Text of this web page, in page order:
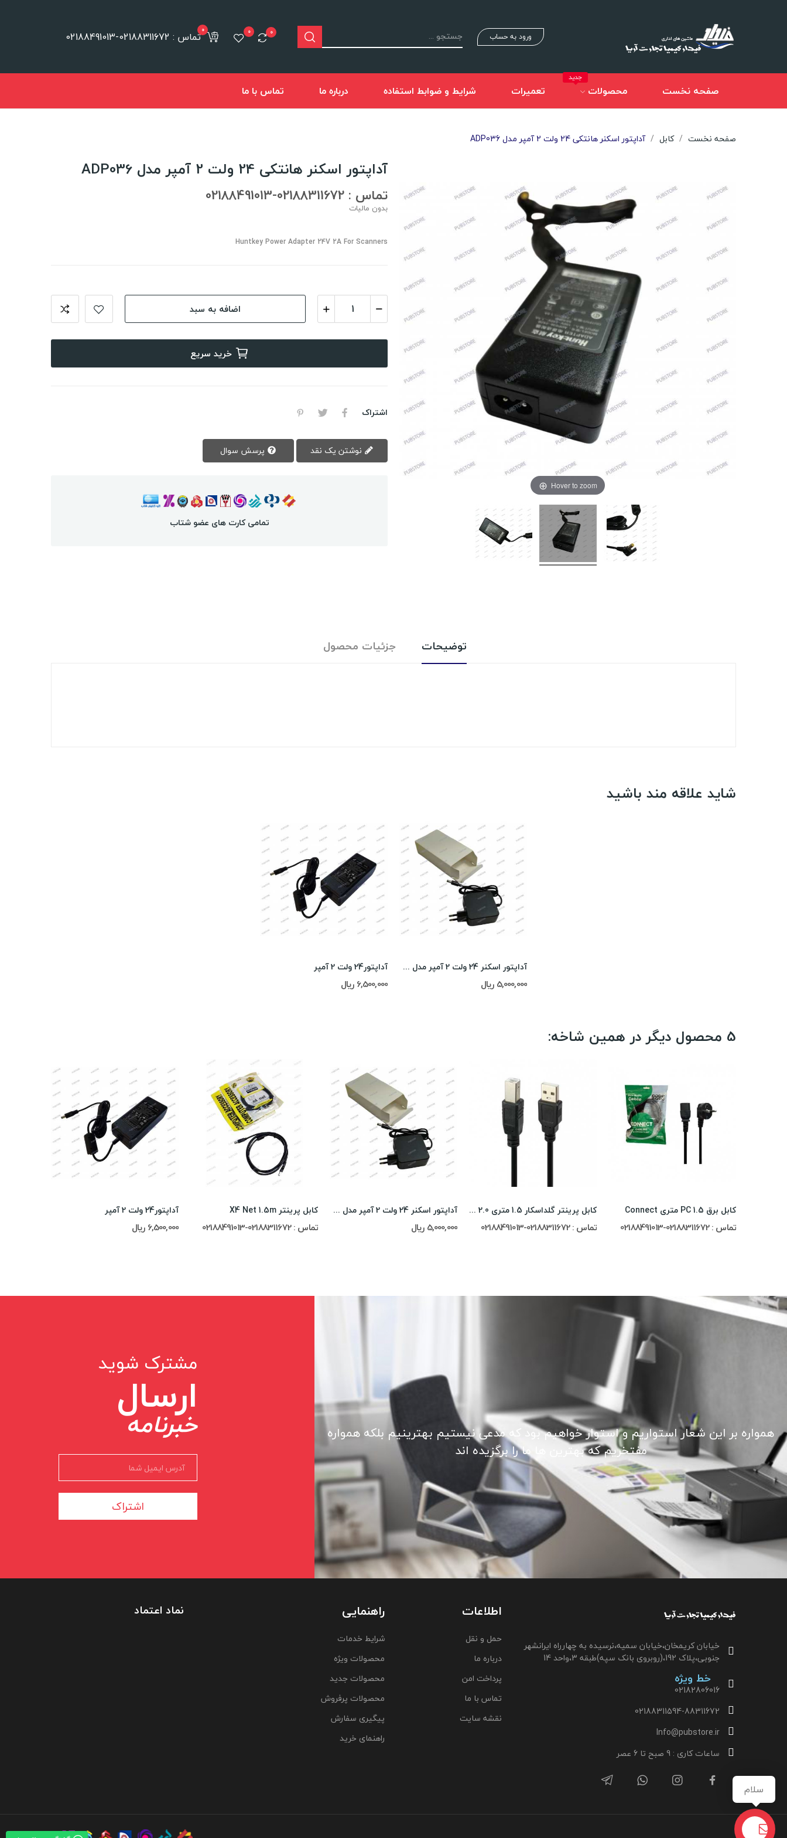
ورود به حساب 0
0 تماس : 02188311672-021884910130
صفحه نخست محصولات
جدید
تعمیرات شرایط و ضوابط استفاده درباره ما تماس با ما
صفحه نخست کابل آداپتور اسکنر هانتکی 24 ولت 2 آمپر مدل ADP036
Hover to zoom
آداپتور اسکنر هانتکی 24 ولت 2 آمپر مدل ADP036
تماس : 02188311672-02188491013
بدون مالیات
Huntkey Power Adapter 24V 2A For Scanners
اضافه به سبد
خرید سریع
اشتراک
تمامی کارت های عضو شتاب
توضیحات جزئیات محصول
شاید علاقه مند باشید
آداپتور24 ولت 2 آمپر
6,500,000 ریال
آداپتور اسکنر 24 ولت 2 آمپر مدل HD-CZ65W
5,000,000 ریال
5 محصول دیگر در همین شاخه:
آداپتور24 ولت 2 آمپر
6,500,000 ریال
کابل پرینتر X4 Net 1.5m
تماس : 02188311672-02188491013
آداپتور اسکنر 24 ولت 2 آمپر مدل HD-CZ65W
5,000,000 ریال
کابل پرینتر گلداسکار 1.5 متری GOLD oscar USB 2.0
تماس : 02188311672-02188491013
کابل برق PC 1.5 متری Connect
تماس : 02188311672-02188491013
همواره بر این شعار استواریم و استوار خواهیم بود که مدعی نیستیم بهترینیم بلکه همواره
مفتخریم که بهترین ها ما را برگزیده اند
مشترک شوید
ارسال
خبرنامه
اشتراک
خیابان کریمخان،خیابان سمیه،نرسیده به چهارراه ایرانشهر
جنوبی،پلاک 192،(روبروی بانک سپه)طبقه 3،واحد 14
خط ویژه
02182806016
02188311594-88311672
Info@pubstore.ir
ساعات کاری : 9 صبح تا 6 عصر
اطلاعات
حمل و نقل
درباره ما
پرداخت امن
تماس با ما
نقشه سایت
راهنمایی
شرایط خدمات
محصولات ویژه
محصولات جدید
محصولات پرفروش
پیگیری سفارش
راهنمای خرید
نماد اعتماد
سلام